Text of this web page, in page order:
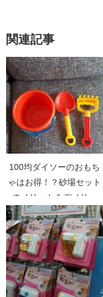
関連記事
100均ダイソーのおもち
ゃはお得！？砂場セット
のメリット＆デメリッ
ト！